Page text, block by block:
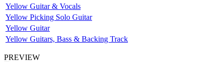
Yellow Guitar & Vocals
Yellow Picking Solo Guitar
Yellow Guitar
Yellow Guitars, Bass & Backing Track
PREVIEW